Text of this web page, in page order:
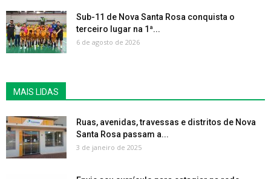
Sub-11 de Nova Santa Rosa conquista o
terceiro lugar na 1ª...
6 de agosto de 2026
MAIS LIDAS
Ruas, avenidas, travessas e distritos de Nova
Santa Rosa passam a...
3 de janeiro de 2025